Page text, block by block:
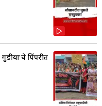
गुडीया'चे पिंपरीत